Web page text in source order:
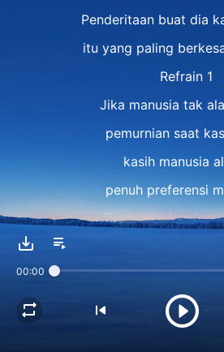
Penderitaan buat dia
itu yang paling
Refrain 1
Jika manusia tak
pemurnian saat
kasih manusia
penuh preferensi
Jika manusia tak
kasih m'reka penuh
tak bisa puaskan
Bait 2
00:00